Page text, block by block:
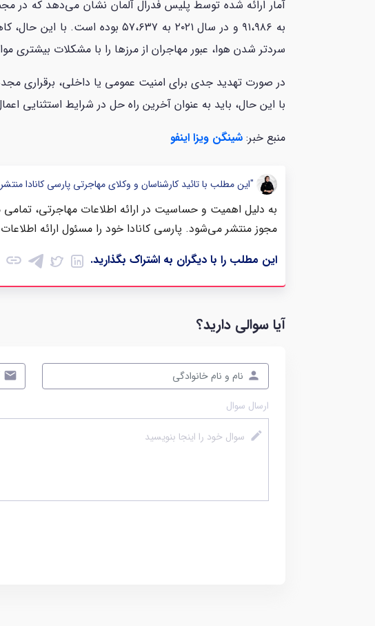
به ۹۱،۹۸۶ و در سال ۲۰۲۱ به
سردتر شدن هوا، عبور مهاجران از مرز‌ها را با مشکلات بیشتری
با این حال، باید به عنوان آخرین راه حل در شرایط استثنایی
منبع خبر: شینگن ویزا اینفو
"این مطلب با تائید کارشناسان و وکلای مهاجرتی پارسی کانادا
به دلیل اهمیت و حساسیت در ارائه اطلاعات مهاجرتی، تمامی
مجوز منتشر می‌شود. پارسی کانادا خود را مسئول ارائه
این مطلب را با دیگران به اشتراک بگذارید.
link
آیا سوالی دارید؟
ارسال سوال